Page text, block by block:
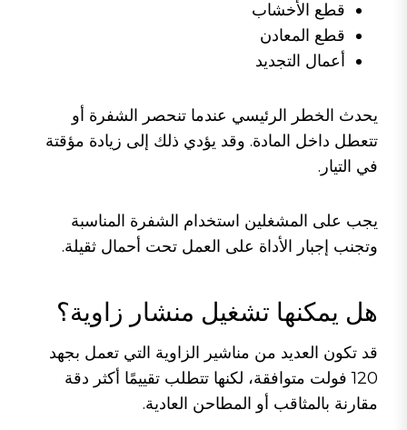
قطع الأخشاب
قطع المعادن
أعمال التجديد
يحدث الخطر الرئيسي عندما تنحصر الشفرة أو
تتعطل داخل المادة. وقد يؤدي ذلك إلى زيادة مؤقتة
في التيار.
يجب على المشغلين استخدام الشفرة المناسبة
وتجنب إجبار الأداة على العمل تحت أحمال ثقيلة.
هل يمكنها تشغيل منشار زاوية؟
قد تكون العديد من مناشير الزاوية التي تعمل بجهد
120 فولت متوافقة، لكنها تتطلب تقييمًا أكثر دقة
مقارنة بالمثاقب أو المطاحن العادية.